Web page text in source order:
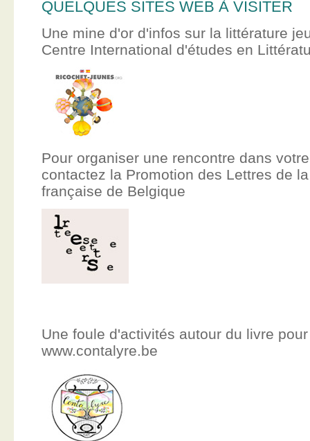
QUELQUES SITES WEB À VISITER
Une mine d'or d'infos sur la littérature
Centre International d'études en
Pour organiser une rencontre dans
contactez la Promotion des Lettres de
française de Belgique
Une foule d'activités autour du livre
www.contalyre.be